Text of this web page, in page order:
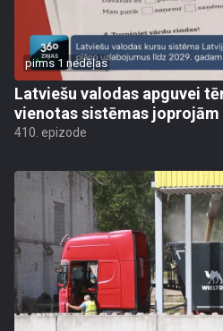
pirms 1 nedēļas
Latviešu valodas apguvei
vienotas sistēmas joprojām
410. epizode